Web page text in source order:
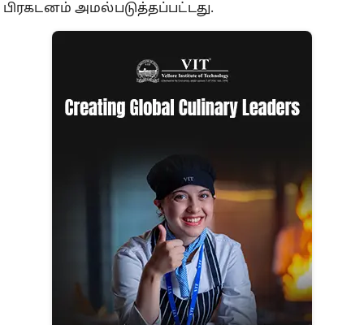
பிரகடனம் அமல்படுத்தப்பட்டது.